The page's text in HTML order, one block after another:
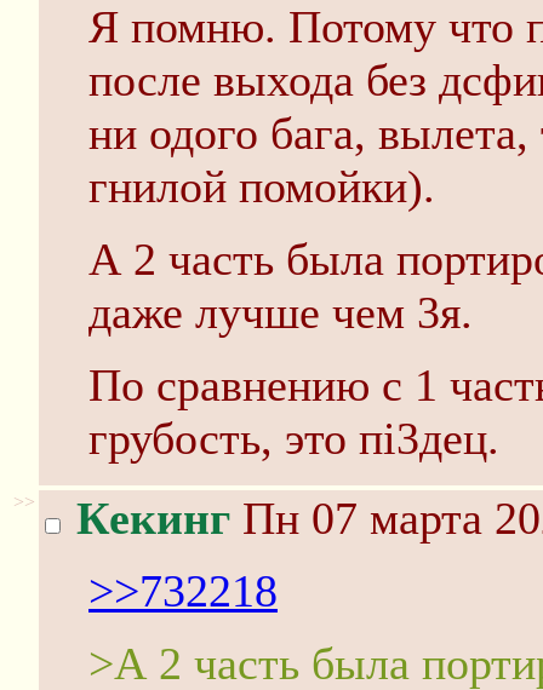
Я помню. Потому что
после выхода без
ни одого бага,
гнилой помойки).
А 2 часть была
даже лучше чем 3я.
По сравнению с 1
грубость, это пi3дец.
>> Кекинг Пн 07 марта
>>732218
>А 2 часть была